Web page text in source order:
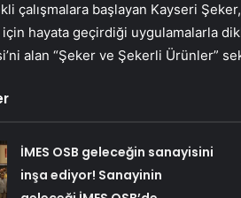
çalışmalara başlayan Kayseri
için hayata geçirdiği uygulamalarla
alan “Şeker ve Şekerli Ürünler”
İMES OSB geleceğin sanayisini
inşa ediyor! Sanayinin